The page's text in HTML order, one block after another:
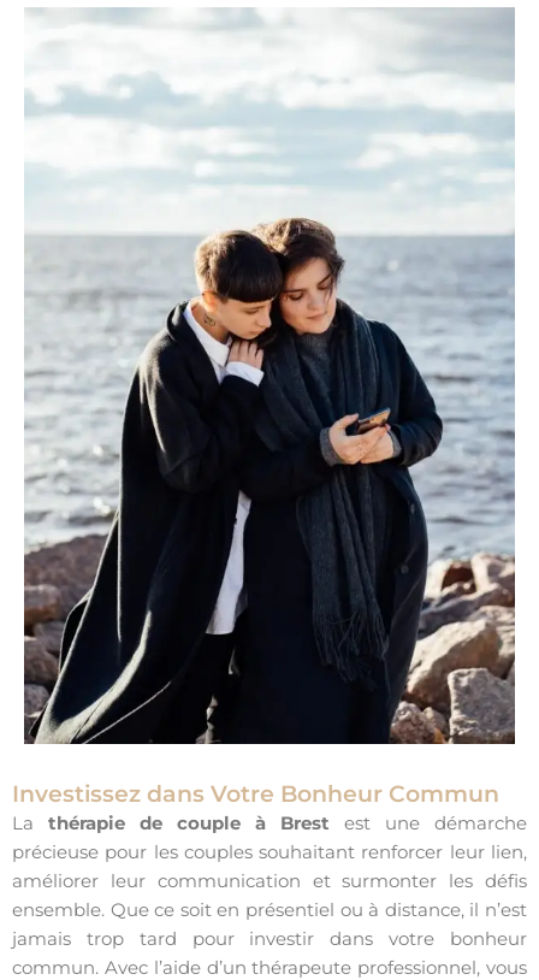
Investissez dans Votre Bonheur Commun
La thérapie de couple à Brest est une démarche
précieuse pour les couples souhaitant renforcer leur lien,
améliorer leur communication et surmonter les défis
ensemble. Que ce soit en présentiel ou à distance, il n’est
jamais trop tard pour investir dans votre bonheur
commun. Avec l’aide d’un thérapeute professionnel, vous